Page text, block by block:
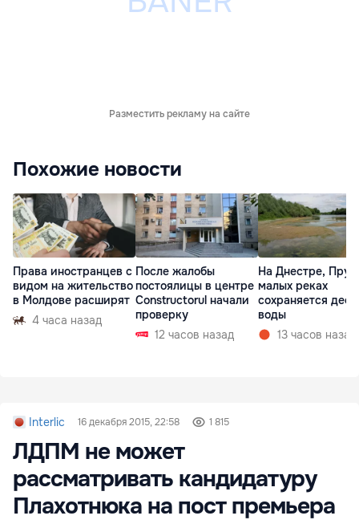
Разместить рекламу на сайте
Похожие новости
Права иностранцев с
видом на жительство
в Молдове расширят
4 часа назад
После жалобы
постоялицы в центре
Constructorul начали
проверку
12 часов назад
На Днестре,
малых реках
сохраняется
воды
13 часов назад
Interlic 16 декабря 2015, 22:58 1 815
ЛДПМ не может
рассматривать кандидатуру
Плахотнюка на пост премьера